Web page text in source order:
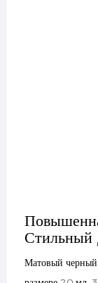
Стильный
Матовый черный